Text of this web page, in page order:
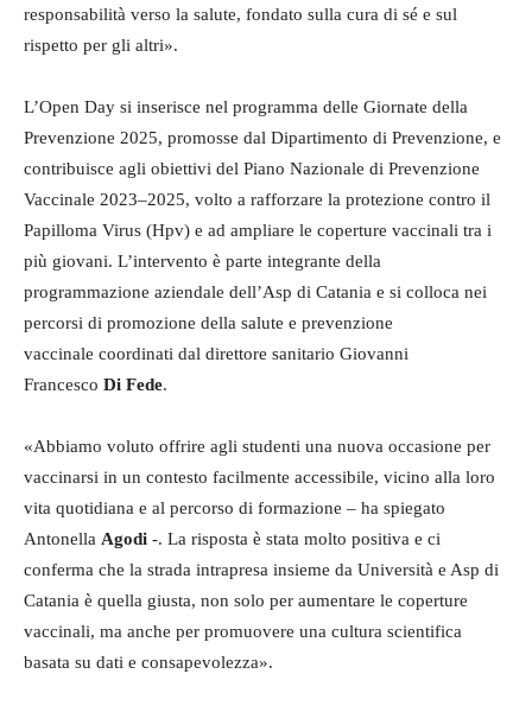
responsabilità verso la salute, fondato sulla cura di sé e sul
rispetto per gli altri».
L’Open Day si inserisce nel programma delle Giornate della
Prevenzione 2025, promosse dal Dipartimento di Prevenzione, e
contribuisce agli obiettivi del Piano Nazionale di Prevenzione
Vaccinale 2023–2025, volto a rafforzare la protezione contro il
Papilloma Virus (Hpv) e ad ampliare le coperture vaccinali tra i
più giovani. L’intervento è parte integrante della
programmazione aziendale dell’Asp di Catania e si colloca nei
percorsi di promozione della salute e prevenzione
vaccinale coordinati dal direttore sanitario Giovanni
Francesco Di Fede.
«Abbiamo voluto offrire agli studenti una nuova occasione per
vaccinarsi in un contesto facilmente accessibile, vicino alla loro
vita quotidiana e al percorso di formazione – ha spiegato
Antonella Agodi -. La risposta è stata molto positiva e ci
conferma che la strada intrapresa insieme da Università e Asp di
Catania è quella giusta, non solo per aumentare le coperture
vaccinali, ma anche per promuovere una cultura scientifica
basata su dati e consapevolezza».